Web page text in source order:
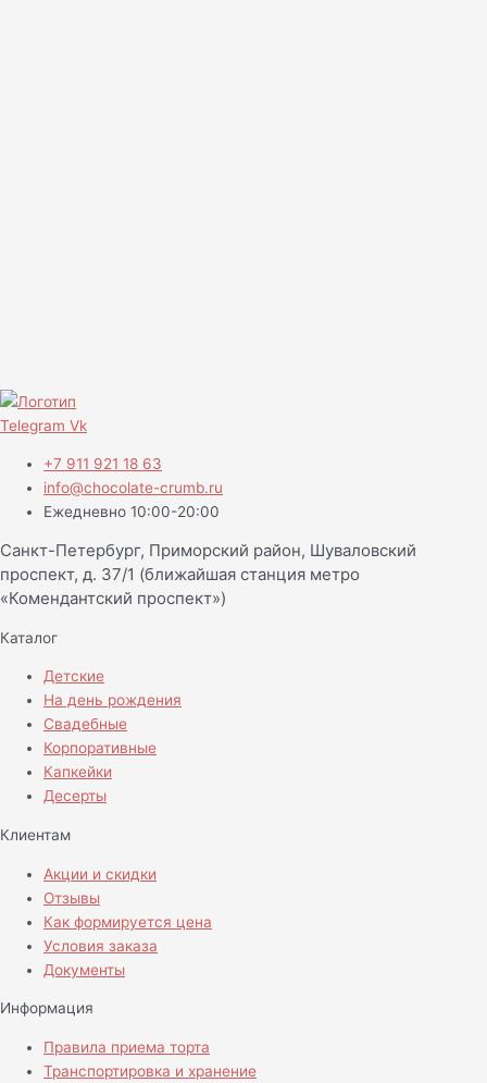
Telegram Vk
+7 911 921 18 63
info@chocolate-crumb.ru
Ежедневно 10:00-20:00
Санкт-Петербург, Приморский район, Шуваловский
проспект, д. 37/1 (ближайшая станция метро
«Комендантский проспект»)
Каталог
Детские
На день рождения
Свадебные
Корпоративные
Капкейки
Десерты
Клиентам
Акции и скидки
Отзывы
Как формируется цена
Условия заказа
Документы
Информация
Правила приема торта
Транспортировка и хранение